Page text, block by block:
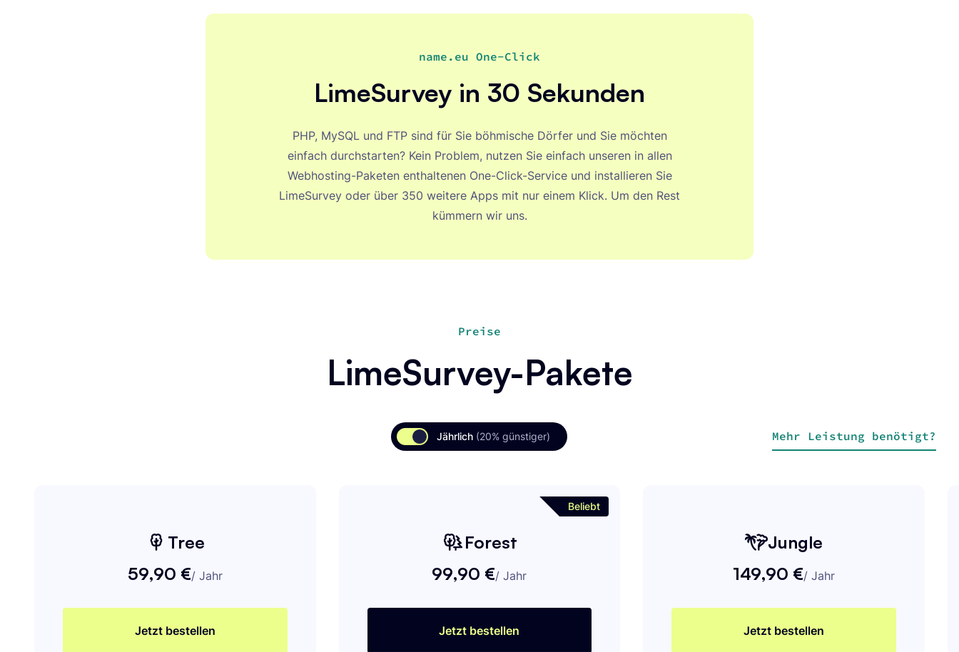
name.eu One-Click
LimeSurvey in 30 Sekunden
PHP, MySQL und FTP sind für Sie böhmische Dörfer und Sie möchten
einfach durchstarten? Kein Problem, nutzen Sie einfach unseren in allen
Webhosting-Paketen enthaltenen One-Click-Service und installieren Sie
LimeSurvey oder über 350 weitere Apps mit nur einem Klick. Um den Rest
kümmern wir uns.
Preise
LimeSurvey-Pakete
Jährlich (20% günstiger) Mehr Leistung benötigt?
Tree
59,90 €/ Jahr
Jetzt bestellen
Beliebt
Forest
99,90 €/Jahr
Jetzt bestellen
Jungle
149,90 €/Jahr
Jetzt bestellen